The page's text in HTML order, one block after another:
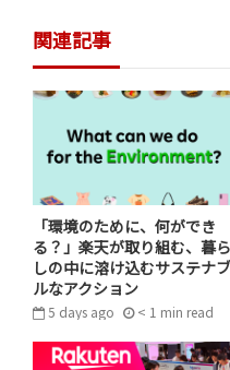
を販売する「
ち 贅沢和洋3段」はなん
毛和牛のローストビーフ
チゴのムースなど、26種
「ペット用おせちは数年
「楽天市場」で消費動向
の流行を予測してきた“
い主の間では、『ペット
この数年、非常に強くな
も、一人用や子ども用と
ット用もそういった流れ
関連記事
「環境のために、何ができ
る？」楽天が取り組む、暮ら
しの中に溶け込むサステナブ
ルなアクション
5 days ago < 1 min read